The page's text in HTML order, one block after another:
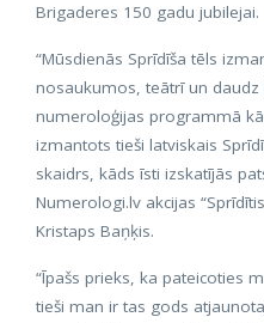
Brigaderes 150 gadu jubilejai.
“Mūsdienās Sprīdīša tēls
nosaukumos, teātrī un
numeroloģijas programmā
izmantots tieši latviskais
skaidrs, kāds īsti izskatījās
Numerologi.lv akcijas
Kristaps Baņķis.
“Īpašs prieks, ka pateicoties
tieši man ir tas gods